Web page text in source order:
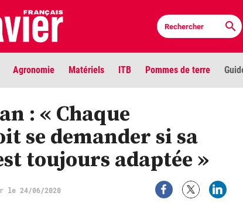
Agronomie Matériels ITB Pommes de terre
: « Chaque
se demander si sa
toujours adaptée »
le 24/06/2020